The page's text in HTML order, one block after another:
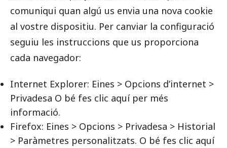
comuniqui quan algú us envia una nova cookie
al vostre dispositiu. Per canviar la configuració
seguiu les instruccions que us proporciona
cada navegador:
Internet Explorer: Eines > Opcions d’internet >
Privadesa O bé fes clic aquí per més
informació.
Firefox: Eines > Opcions > Privadesa > Historial
> Paràmetres personalitzats. O bé fes clic aquí